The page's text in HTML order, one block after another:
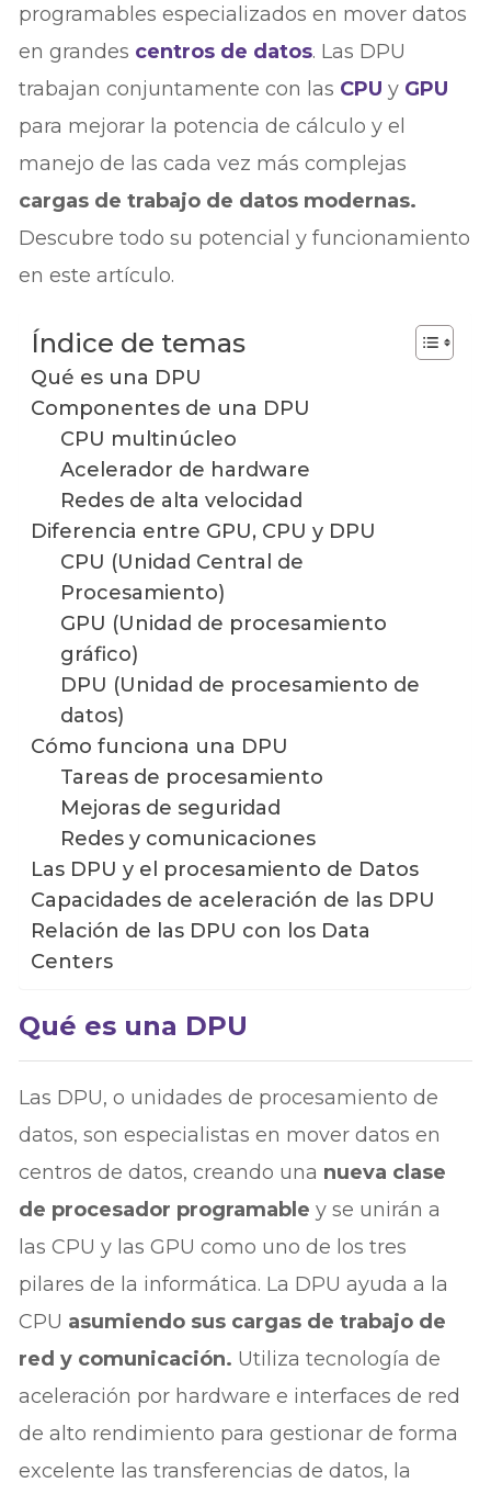
programables especializados en mover datos
en grandes centros de datos. Las DPU
trabajan conjuntamente con las CPU y GPU
para mejorar la potencia de cálculo y el
manejo de las cada vez más complejas
cargas de trabajo de datos modernas.
Descubre todo su potencial y funcionamiento
en este artículo.
Índice de temas
Qué es una DPU
Componentes de una DPU
CPU multinúcleo
Acelerador de hardware
Redes de alta velocidad
Diferencia entre GPU, CPU y DPU
CPU (Unidad Central de
Procesamiento)
GPU (Unidad de procesamiento
gráfico)
DPU (Unidad de procesamiento de
datos)
Cómo funciona una DPU
Tareas de procesamiento
Mejoras de seguridad
Redes y comunicaciones
Las DPU y el procesamiento de Datos
Capacidades de aceleración de las DPU
Relación de las DPU con los Data
Centers
Qué es una DPU
Las DPU, o unidades de procesamiento de
datos, son especialistas en mover datos en
centros de datos, creando una nueva clase
de procesador programabley se unirán a
las CPU y las GPU como uno de los tres
pilares de la informática. La DPU ayuda a la
CPU asumiendo sus cargas de trabajo de
red y comunicación. Utiliza tecnología de
aceleración por hardware e interfaces de red
de alto rendimiento para gestionar de forma
excelente las transferencias de datos, la